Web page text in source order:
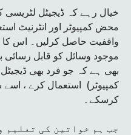
خیال رہے کہ ڈیجیٹل
محض کمپیوٹر اور انٹرنیٹ
واقفیت حاصل کرلیں۔ اس کا
موجود وسائل کو قابل رسائی
بھی ہے کہ جو فرد بھی
کمپیوٹر) استعمال کرے ،
کرسکے۔
جب ہم خواتین کی تعلیم